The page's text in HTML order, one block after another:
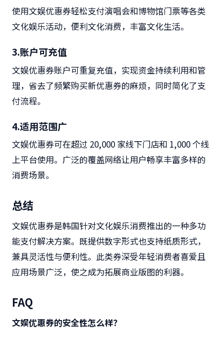
使用文娱优惠券轻松支付演唱会和博物馆门票等各类
文化娱乐活动，便利文化消费，丰富文化生活。
3.账户可充值
文娱优惠券账户可重复充值，实现资金持续利用和管
理，省去了频繁购买新优惠券的麻烦，同时简化了支
付流程。
4.适用范围广
文娱优惠券可在超过 20,000 家线下门店和 1,000 个线
上平台使用。广泛的覆盖网络让用户畅享丰富多样的
消费场景。
总结
文娱优惠券是韩国针对文化娱乐消费推出的一种多功
能支付解决方案。既提供数字形式也支持纸质形式，
兼具灵活性与便利性。此类券深受年轻消费者喜爱且
应用场景广泛，使之成为拓展商业版图的利器。
FAQ
文娱优惠券的安全性怎么样？